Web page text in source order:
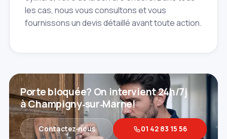
les cas, nous vous consultons et vous
fournissons un devis détaillé avant toute action.
Porte bloquée? On intervient 24h/7j
à Champigny‑sur‑Marne!
Contactez‑nous 01 42 83 15 56